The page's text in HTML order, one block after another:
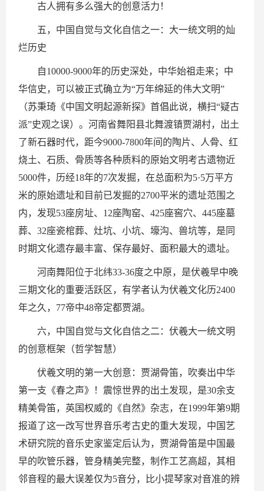
古人拥有多么强大的创意活力！
五，中国自觉与文化自信之一：大一统文明的灿
烂历史
自10000-9000年的历史深处，中华始祖走来；中
华信史，可以被正式确立为“万年绵延的伟大文明”
（苏秉琦《中国文明起源新探》首倡此说，横扫“疑古
派”史观之误）。河南省舞阳县北舞渡镇贾湖村，出土
了新石器时代，距今9000-7800年间的陶片、人骨、红
烧土、石质、骨质等各种质料的原始文明考古遗物近
5000件，历经18年的7次发掘，在总面积为5·5万平方
米的原始遗址和目前已发掘的2700平米的遗址范围之
内，发现53座房址、12座陶窑、425座窖穴、445座墓
葬、32座瓷棺葬、灶坑、小坑、壕沟、兽坑等，是同
时期文化遗存最丰富、保存最好、面积最大的遗址。
河南舞阳位于北纬33-36度之中原，是伏羲早中晚
三期文化的重要活跃区，有学者认为伏羲文化历2400
年之久，77帝中48帝定都贾湖。
六，中国自觉与文化自信之二：伏羲大一统文明
的创意框架（哲学智慧）
伏羲文明的第一大创意：贾湖骨笛，吹奏出中华
第一支《春之声》！震惊世界的出土发现，是30余支
精美骨笛，英国权威的《自然》杂志，在1999年第9期
报道了这一改写世界音乐考古史的重大发现，中国艺
术研究院的音乐史家鉴定后认为，贾湖骨笛是中国最
早的吹管乐器，管身精美完整，制作工艺高超，其相
邻音程的最大误差仅为5音分，比小提琴家对音准的辨